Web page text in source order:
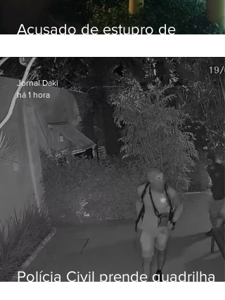
Acusado de estupro de
Polícia Civil prende quadrilha
Jornal Daki
há 1 hora